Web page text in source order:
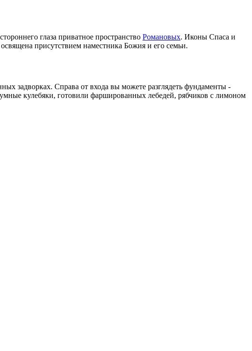
глаза приватное пространство Романовых. Иконы Спаса и
присутствием наместника Божия и его семьи.
задворках. Справа от входа вы можете разглядеть фундаменты -
кулебяки, готовили фаршированных лебедей, рябчиков с лимоном